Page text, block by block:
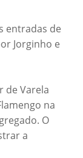
entradas de
Jorginho e
de Varela
na
O
a